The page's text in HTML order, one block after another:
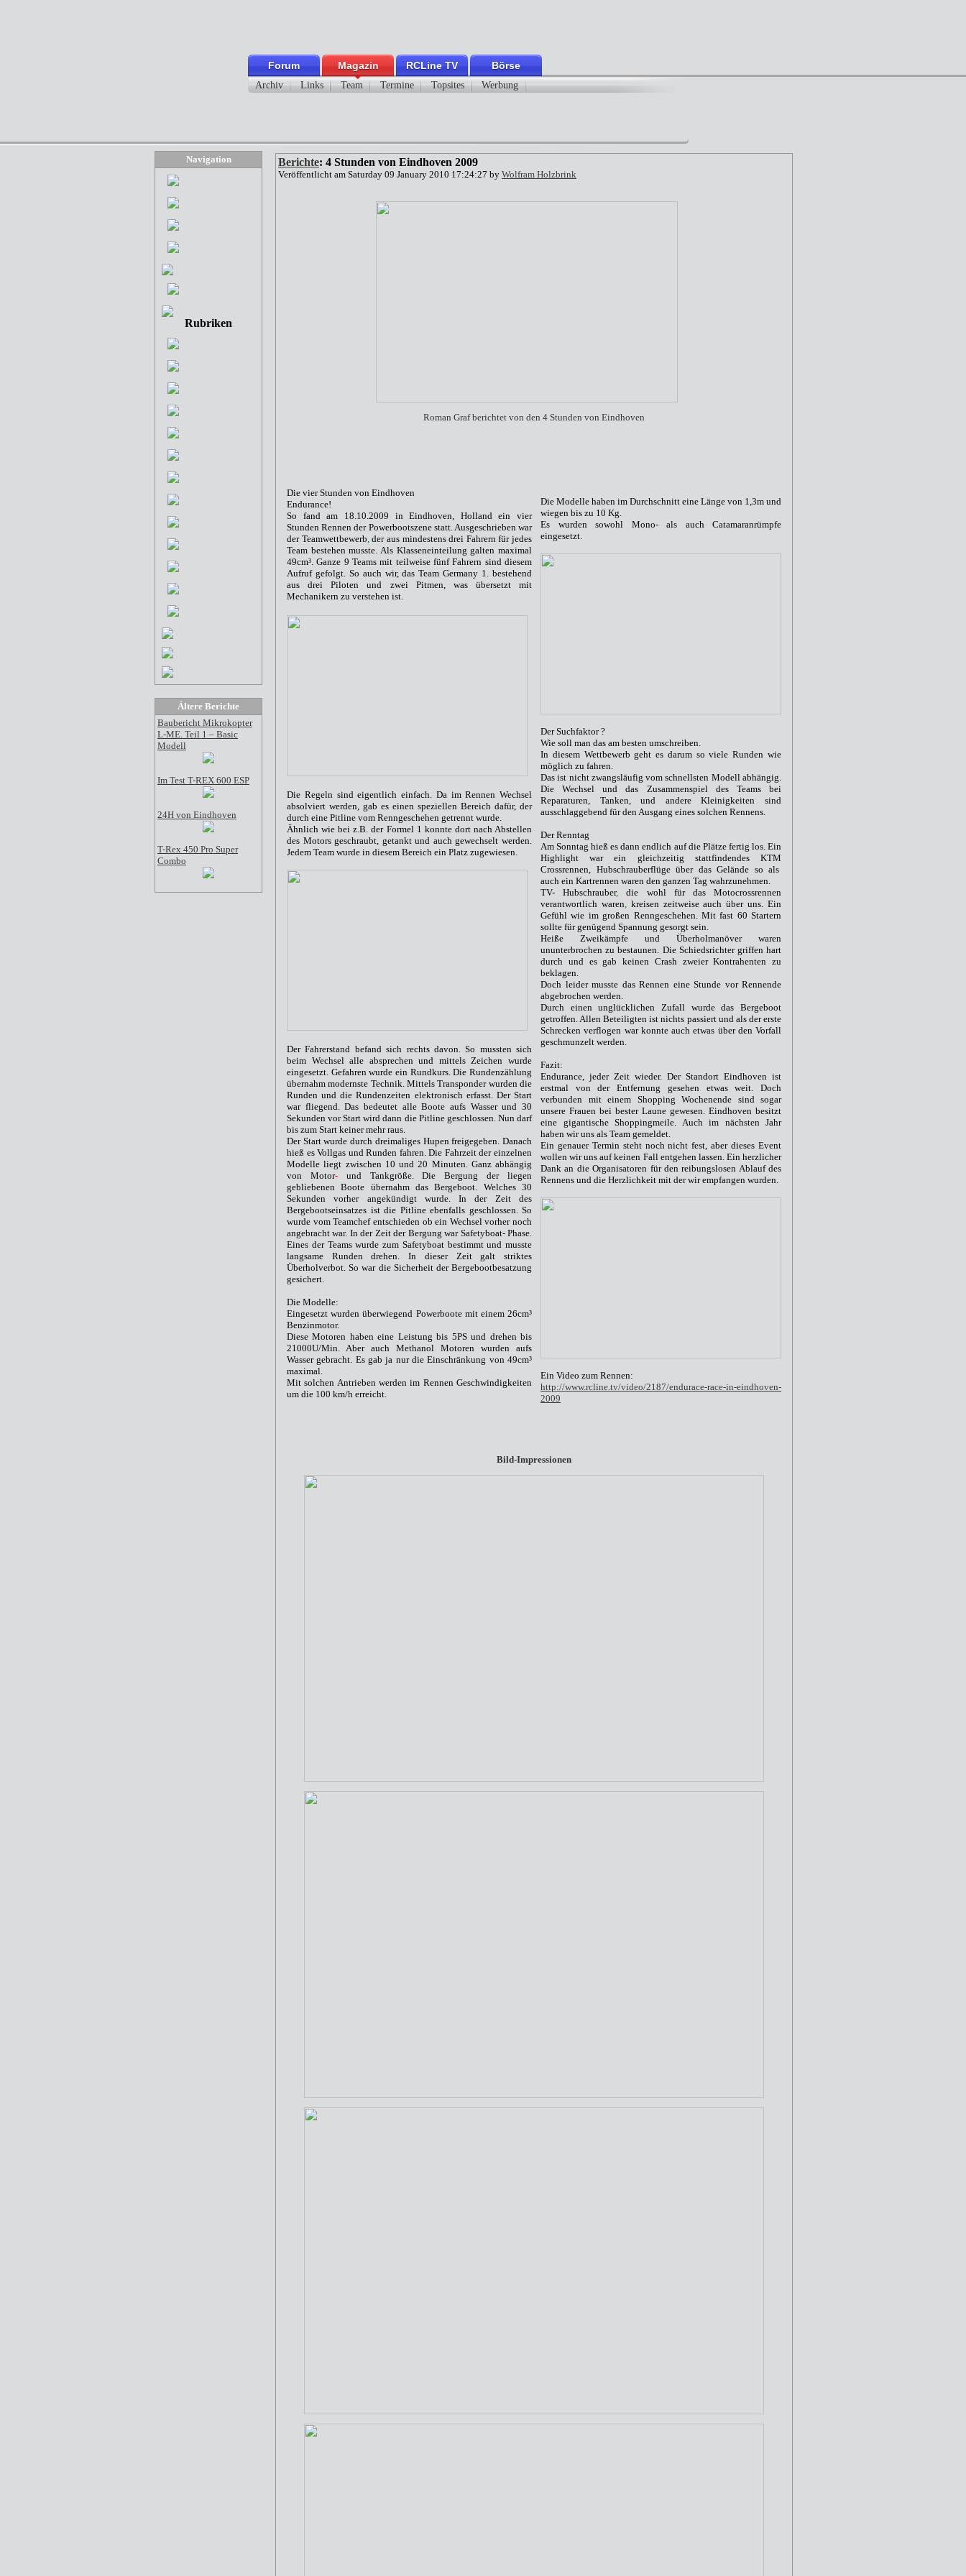
Forum Magazin RCLine TV Börse
Archiv Links Team Termine Topsites Werbung
Navigation
Rubriken
Ältere Berichte
Baubericht Mikrokopter
L-ME. Teil 1 – Basic
Modell
Im Test T-REX 600 ESP
24H von Eindhoven
T-Rex 450 Pro Super
Combo
Berichte: 4 Stunden von Eindhoven 2009
Veröffentlicht am Saturday 09 January 2010 17:24:27 by Wolfram Holzbrink
Roman Graf berichtet von den 4 Stunden von Eindhoven
Die vier Stunden von Eindhoven
Endurance!
So fand am 18.10.2009 in Eindhoven, Holland ein vier
Stunden Rennen der Powerbootszene statt. Ausgeschrieben war
derTeamwettbewerb,der aus mindestens drei Fahrern für jedes
Team bestehen musste. Als Klasseneinteilung galten maximal
49cm³. Ganze 9 Teams mit teilweise fünf Fahrern sind diesem
Aufruf gefolgt. So auch wir, das Team Germany 1. bestehend
aus drei Piloten und zwei Pitmen, was übersetzt mit
Mechanikern zu verstehen ist.
Die Regeln sind eigentlich einfach. Da im Rennen Wechsel
absolviert werden, gab es einen speziellen Bereich dafür, der
durch eine Pitline vom Renngeschehen getrennt wurde.
Ähnlich wie bei z.B. der Formel 1 konnte dort nach Abstellen
des Motors geschraubt, getankt und auch gewechselt werden.
Jedem Team wurde in diesem Bereich ein Platz zugewiesen.
Der Fahrerstand befand sich rechts davon. So mussten sich
beim Wechsel alle absprechen und mittels Zeichen wurde
eingesetzt. Gefahren wurde ein Rundkurs. Die Rundenzählung
übernahm modernste Technik. Mittels Transponder wurden die
Runden und die Rundenzeiten elektronisch erfasst. Der Start
war fliegend. Das bedeutet alle Boote aufs Wasser und 30
Sekunden vor Start wird dann die Pitline geschlossen. Nun darf
bis zum Start keiner mehr raus.
Der Start wurde durch dreimaliges Hupen freigegeben. Danach
hieß es Vollgas und Runden fahren. Die Fahrzeit der einzelnen
Modelle liegt zwischen 10 und 20 Minuten. Ganz abhängig
von Motor-und Tankgröße. Die Bergung der liegen
gebliebenen Boote übernahm das Bergeboot. Welches 30
Sekunden vorher angekündigt wurde. In der Zeit des
Bergebootseinsatzes ist die Pitline ebenfalls geschlossen. So
wurde vom Teamchef entschieden ob ein Wechsel vorher noch
angebracht war. In der Zeit der Bergung war Safetyboat- Phase.
Eines der Teams wurde zum Safetyboat bestimmt und musste
langsame Runden drehen. In dieser Zeit galt striktes
Überholverbot. So war die Sicherheitder Bergebootbesatzung
gesichert.
Die Modelle:
Eingesetzt wurden überwiegend Powerboote mit einem 26cm³
Benzinmotor.
Diese Motoren haben eine Leistung bis 5PS und drehen bis
21000U/Min. Aber auch Methanol Motoren wurden aufs
Wasser gebracht. Es gab ja nur die Einschränkung von 49cm³
maximal.
Mit solchen Antrieben werden im Rennen Geschwindigkeiten
um die 100 km/h erreicht.
Die Modelle haben im Durchschnitt eine Länge von 1,3m und
wiegen bis zu 10 Kg.
Es
wurden
sowohl Mono- als auch Catamaranrümpfe
eingesetzt.
Der Suchfaktor ?
Wie soll man das am besten umschreiben.
In diesem Wettbewerb geht es darum so viele Runden wie
möglich zu fahren.
Das ist nicht zwangsläufig vom schnellsten Modell abhängig.
Die Wechsel und das Zusammenspiel des Teams bei
Reparaturen, Tanken, und andere Kleinigkeiten sind
ausschlaggebend für den Ausgang eines solchen Rennens.
Der Renntag
Am Sonntag hieß es dann endlich auf die Plätze fertig los. Ein
Highlight war ein gleichzeitig stattfindendes KTM
Crossrennen, Hubschrauberflüge über das Gelände so als
auch ein Kartrennen waren den ganzen Tag wahrzunehmen.
TV- Hubschrauber, die wohl für das Motocrossrennen
verantwortlich waren,kreisen zeitweise auch über uns. Ein
Gefühl wie im großen Renngeschehen. Mit fast 60 Startern
sollte für genügend Spannung gesorgt sein.
Heiße Zweikämpfe und Überholmanöver waren
ununterbrochen zu bestaunen. Die Schiedsrichter griffen hart
durch und es gab keinen Crash zweier Kontrahenten zu
beklagen.
Doch leider musste das Rennen eine Stunde vor Rennende
abgebrochen werden.
Durch einen unglücklichen Zufall wurde das Bergeboot
getroffen. Allen Beteiligten ist nichts passiert und als der erste
Schrecken verflogen war konnte auch etwas über den Vorfall
geschmunzelt werden.
Fazit:
Endurance, jeder Zeit wieder. Der Standort Eindhoven ist
erstmal von der Entfernung gesehen etwas weit. Doch
verbunden mit einem Shopping Wochenende sind sogar
unsere Frauen bei bester Laune gewesen. Eindhoven besitzt
eine gigantische Shoppingmeile. Auch im nächsten Jahr
haben wir uns als Team gemeldet.
Ein genauer Termin steht noch nicht fest, aber dieses Event
wollen wir uns auf keinen Fall entgehen lassen. Ein herzlicher
Dank an die Organisatoren für den reibungslosen Ablauf des
Rennens und die Herzlichkeit mit der wir empfangen wurden.
Ein Video zum Rennen:
http://www.rcline.tv/video/2187/endurace-race-in-eindhoven-
2009
Bild-Impressionen